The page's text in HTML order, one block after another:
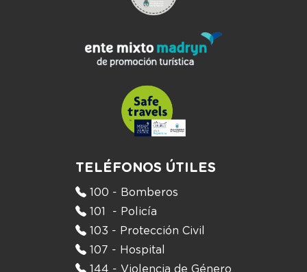
TELÉFONOS ÚTILES
100 - Bomberos
101 - Policía
103 - Protección Civil
107 - Hospital
144 - Violencia de Género